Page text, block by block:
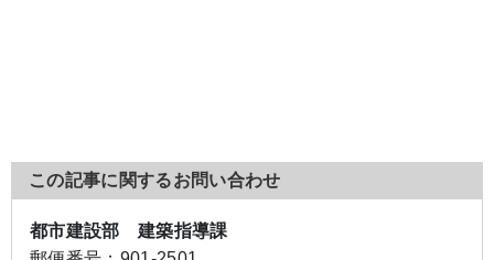
この記事に関するお問い合わせ
都市建設部 建築指導課